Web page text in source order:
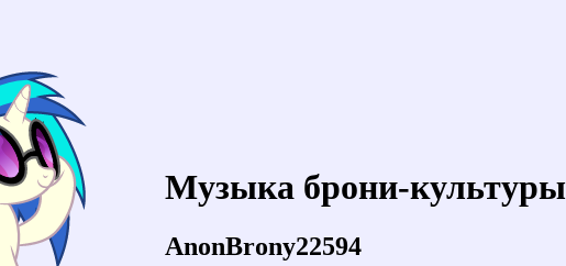
Музыка брони-культуры
AnonBrony22594